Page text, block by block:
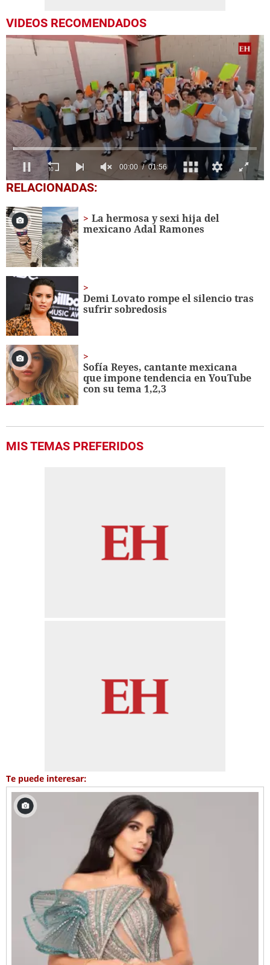
VIDEOS RECOMENDADOS
0
seconds
1
minute,
56
seconds
RELACIONADAS:
La hermosa y sexi hija del
mexicano Adal Ramones
Demi Lovato rompe el silencio tras
sufrir sobredosis
Sofía Reyes, cantante mexicana
que impone tendencia en YouTube
con su tema 1,2,3
MIS TEMAS PREFERIDOS
Te puede interesar: